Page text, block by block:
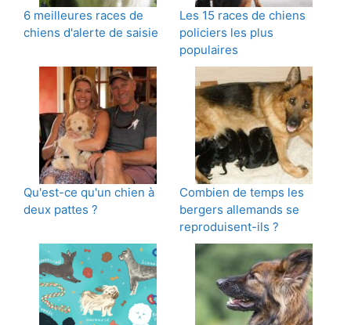
6 meilleures races de
chiens d'alerte de saisie
Les 15 races de chiens
policiers les plus
populaires
Qu'est-ce qu'un chien à
deux pattes ?
Combien de temps les
bergers allemands se
reproduisent-ils ?